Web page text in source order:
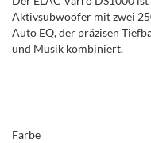
Aktivsubwoofer mit zwei
Auto EQ, der präzisen
und Musik kombiniert.
Farbe